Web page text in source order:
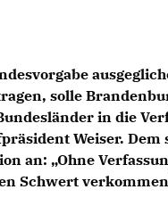
solle
in die
Weiser. Dem
an: „Ohne
Schwert